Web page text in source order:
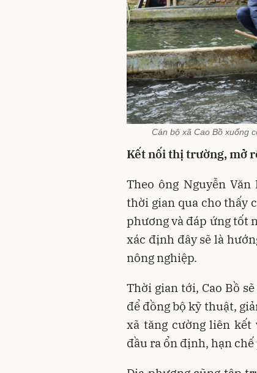
Cán bộ xã Cao Bồ xuống
Kết nối thị trường, mở
Theo ông Nguyễn
thời gian qua cho thấy
phương và đáp ứng tốt
xác định đây sẽ là
nông nghiệp.
Thời gian tới, Cao Bồ
để đồng bộ kỹ thuật,
xã tăng cường liên
đầu ra ổn định, hạn